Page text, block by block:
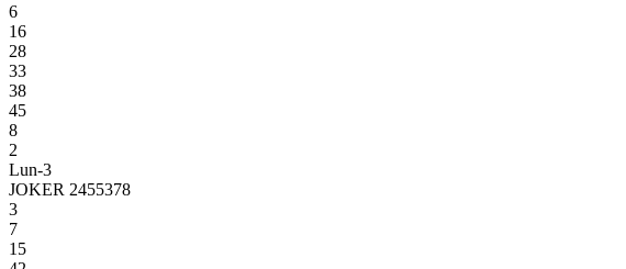
6
16
28
33
38
45
8
2
Lun-3
JOKER 2455378
3
7
15